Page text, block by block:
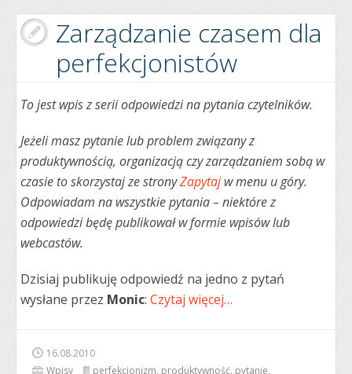
Zarządzanie czasem dla
perfekcjonistów
To jest wpis z serii odpowiedzi na pytania czytelników.
Jeżeli masz pytanie lub problem związany z
produktywnością, organizacją czy zarządzaniem sobą w
czasie to skorzystaj ze stronyZapytajw menu u góry.
Odpowiadam na wszystkie pytania – niektóre z
odpowiedzi będę publikował w formie wpisów lub
webcastów.
Dzisiaj publikuję odpowiedź na jedno z pytań
wysłane przez Monic: Czytaj więcej…
16.08.2010
Wpisy
perfekcjonizm, produktywność, pytanie,